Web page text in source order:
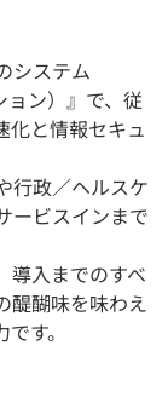
システム
ョン）』で、従
化と情報セキュ
行政／ヘルスケ
ービスインまで
導入までのすべ
醍醐味を味わえ
す。